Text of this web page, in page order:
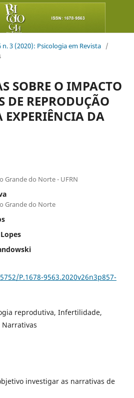
n. 3 (2020): Psicologia em Revista /
SOBRE O IMPACTO
DE REPRODUÇÃO
EXPERIÊNCIA DA
Grande do Norte - UFRN
Grande do Norte
P.1678-9563.2020v26n3p857-
reprodutiva, Infertilidade,
Narrativas
investigar as narrativas de